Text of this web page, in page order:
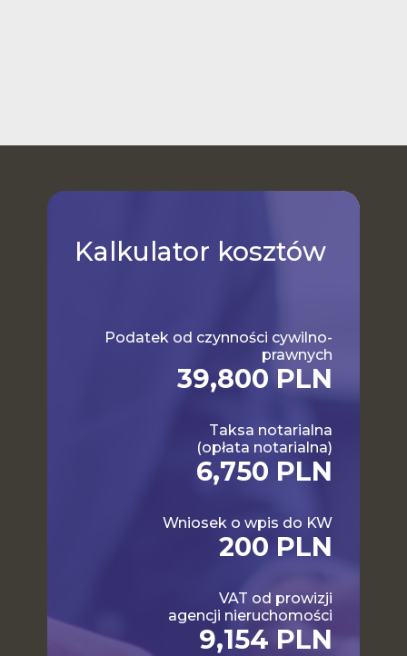
Kalkulator kosztów
Podatek od czynności cywilno-
prawnych
39,800 PLN
Taksa notarialna
(opłata notarialna)
6,750 PLN
Wniosek o wpis do KW
200 PLN
VAT od prowizji
agencji nieruchomości
9,154 PLN